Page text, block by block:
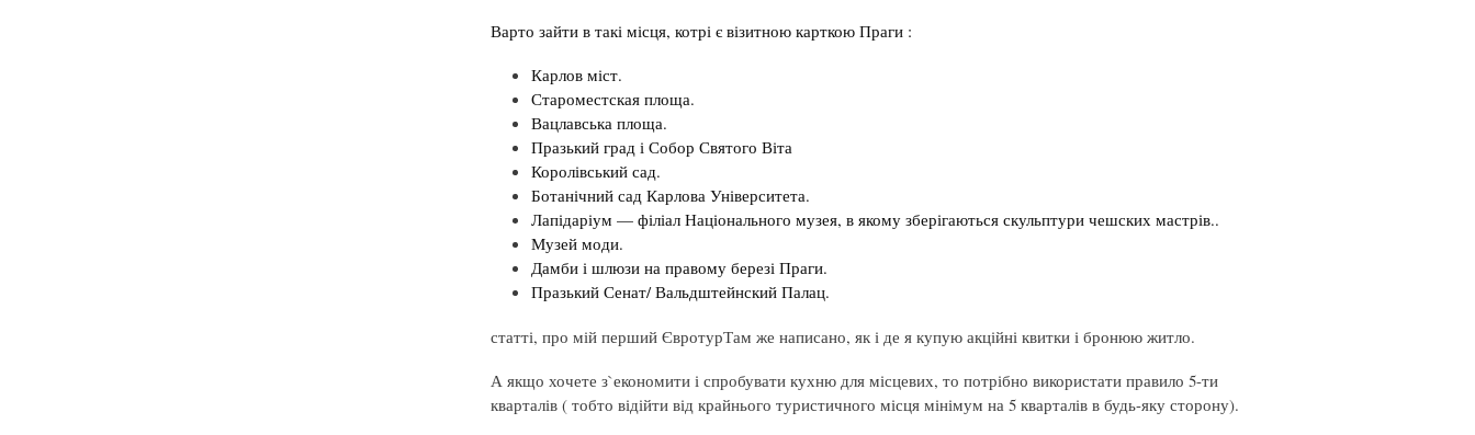
Варто зайти в такі місця, котрі є візитною карткою Праги :
Карлов міст.
Староместская площа.
Вацлавська площа.
Празький град і Собор Святого Віта
Королівський сад.
Ботанічний сад Карлова Університета.
Лапідаріум — філіал Національного музея, в якому зберігаються скульптури чешских мастрів..
Музей моди.
Дамби і шлюзи на правому березі Праги.
Празький Сенат/ Вальдштейнский Палац.
статті, про мій перший ЄвротурТам же написано, як і де я купую акційні квитки і бронюю житло.
А якщо хочете з`економити і спробувати кухню для місцевих, то потрібно використати правило 5-ти
кварталів ( тобто відійти від крайнього туристичного місця мінімум на 5 кварталів в будь-яку сторону).